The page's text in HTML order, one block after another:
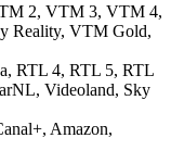
2, VTM 3, VTM 4,
Reality, VTM Gold,
RTL 4, RTL 5, RTL
Videoland, Sky
Amazon,